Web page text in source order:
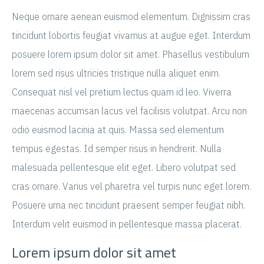
Neque ornare aenean euismod elementum. Dignissim cras
tincidunt lobortis feugiat vivamus at augue eget. Interdum
posuere lorem ipsum dolor sit amet. Phasellus vestibulum
lorem sed risus ultricies tristique nulla aliquet enim.
Consequat nisl vel pretium lectus quam id leo. Viverra
maecenas accumsan lacus vel facilisis volutpat. Arcu non
odio euismod lacinia at quis. Massa sed elementum
tempus egestas. Id semper risus in hendrerit. Nulla
malesuada pellentesque elit eget. Libero volutpat sed
cras ornare. Varius vel pharetra vel turpis nunc eget lorem.
Posuere urna nec tincidunt praesent semper feugiat nibh.
Interdum velit euismod in pellentesque massa placerat.
Lorem ipsum dolor sit amet